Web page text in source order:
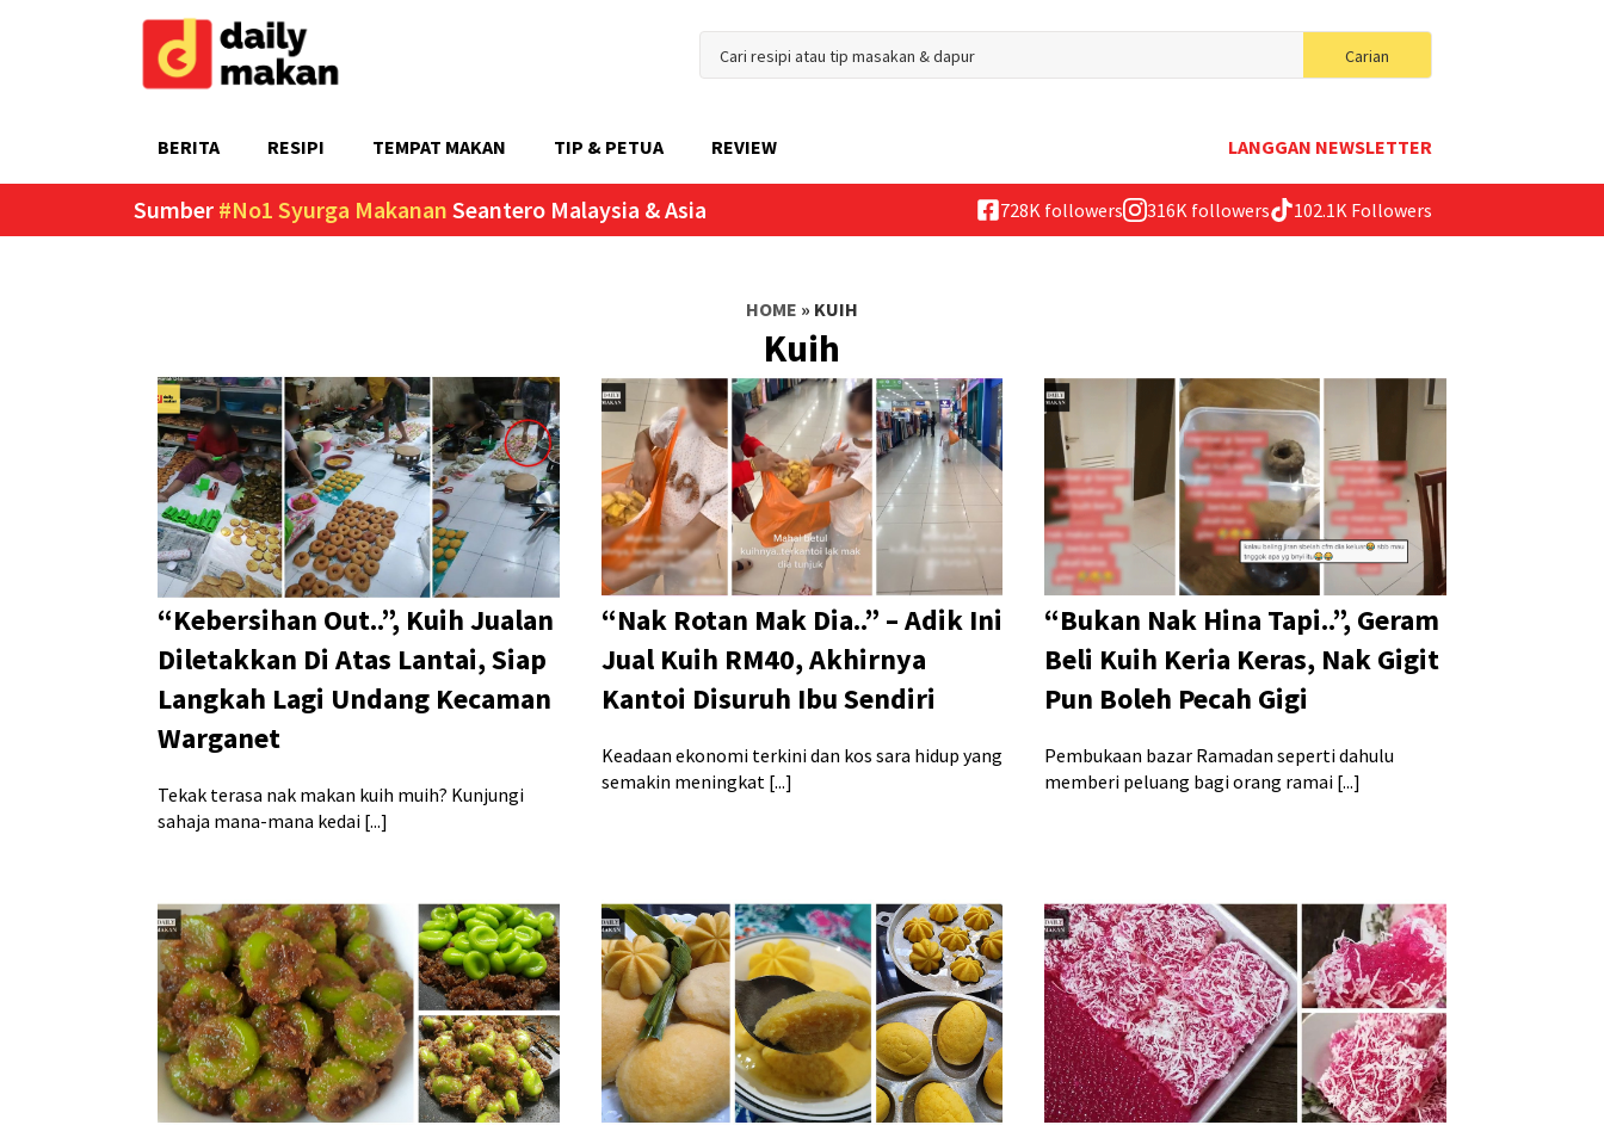
Carian
for:
BERITA RESIPI TEMPAT MAKAN TIP & PETUA REVIEW LANGGAN NEWSLETTER
Sumber #No1 Syurga Makanan Seantero Malaysia & Asia 728K followers 316K followers 102.1K Followers
HOME » KUIH
Kuih
“Kebersihan Out..”, Kuih Jualan
Diletakkan Di Atas Lantai, Siap
Langkah Lagi Undang Kecaman
Warganet
Tekak terasa nak makan kuih muih? Kunjungi
sahaja mana-mana kedai [...]
“Nak Rotan Mak Dia..” – Adik Ini
Jual Kuih RM40, Akhirnya
Kantoi Disuruh Ibu Sendiri
Keadaan ekonomi terkini dan kos sara hidup yang
semakin meningkat [...]
“Bukan Nak Hina Tapi..”, Geram
Beli Kuih Keria Keras, Nak Gigit
Pun Boleh Pecah Gigi
Pembukaan bazar Ramadan seperti dahulu
memberi peluang bagi orang ramai [...]